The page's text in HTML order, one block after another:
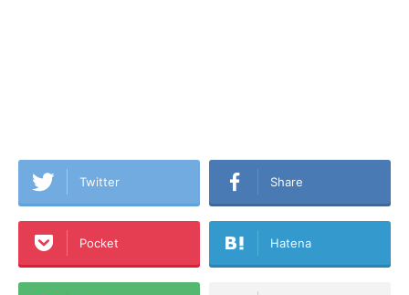
Twitter Share
Pocket Hatena